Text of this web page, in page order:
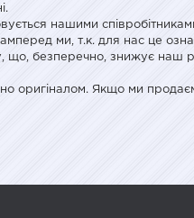
нашими
ми, т.к. для нас це
безперечно, знижує наш
оригіналом. Якщо ми